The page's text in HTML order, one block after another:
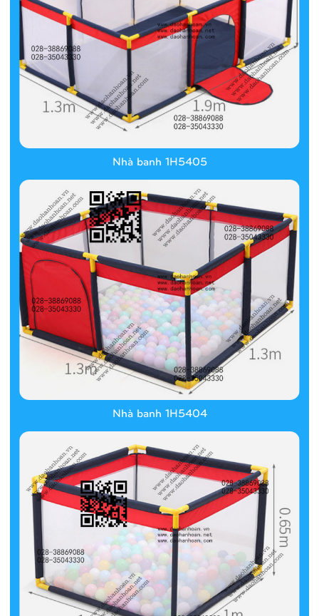
Nhà banh 1H5405
Nhà banh 1H5404